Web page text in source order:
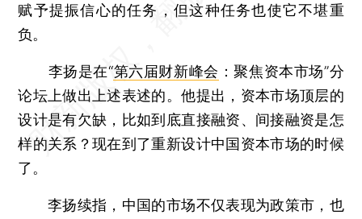
赋予提振信心的任务，但这种任务也使它不堪重
负。
李扬是在“第六届财新峰会 ：聚焦资本市场”分
论坛上做出上述表述的。他提出，资本市场顶层的
设计是有欠缺，比如到底直接融资、间接融资是怎
样的关系？现在到了重新设计中国资本市场的时候
了。
李扬续指，中国的市场不仅表现为政策市，也